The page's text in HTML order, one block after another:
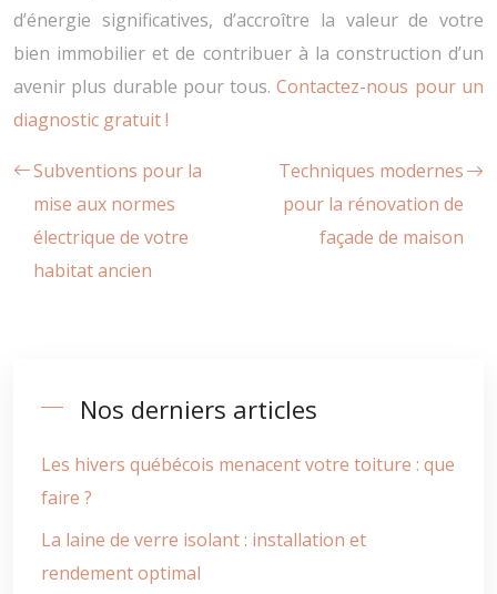
d’énergie significatives, d’accroître la valeur de votre
bien immobilier et de contribuer à la construction d’un
avenir plus durable pour tous.Contactez-nous pour un
diagnostic gratuit !
Subventions pour la
mise aux normes
électrique de votre
habitat ancien
Techniques modernes
pour la rénovation de
façade de maison
Nos derniers articles
Les hivers québécois menacent votre toiture : que
faire ?
La laine de verre isolant : installation et
rendement optimal